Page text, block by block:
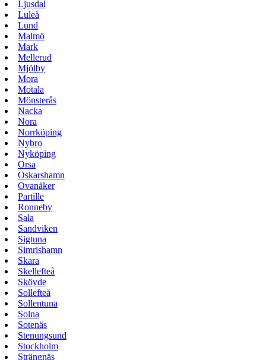
Ljusdal
Luleå
Lund
Malmö
Mark
Mellerud
Mjölby
Mora
Motala
Mönsterås
Nacka
Nora
Norrköping
Nybro
Nyköping
Orsa
Oskarshamn
Ovanåker
Partille
Ronneby
Sala
Sandviken
Sigtuna
Simrishamn
Skara
Skellefteå
Skövde
Sollefteå
Sollentuna
Solna
Sotenäs
Stenungsund
Stockholm
Strängnäs